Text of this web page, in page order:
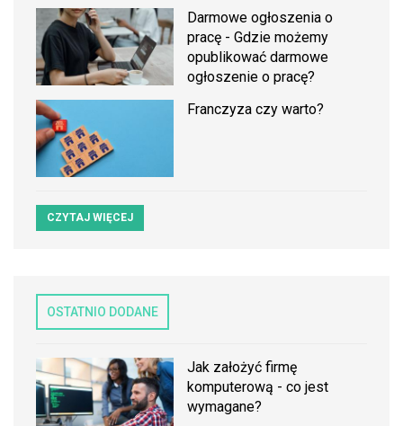
Darmowe ogłoszenia o
pracę - Gdzie możemy
opublikować darmowe
ogłoszenie o pracę?
Franczyza czy warto?
CZYTAJ WIĘCEJ
OSTATNIO DODANE
Jak założyć firmę
komputerową - co jest
wymagane?